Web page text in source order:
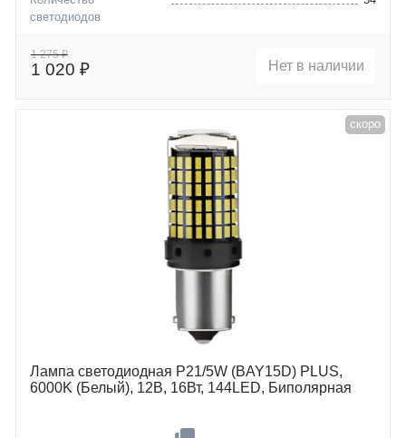
светодиодов
1 275 ₽
1 020 ₽ Нет в наличии
скоро
Лампа светодиодная P21/5W (BAY15D) PLUS,
6000K (Белый), 12В, 16Вт, 144LED, Биполярная